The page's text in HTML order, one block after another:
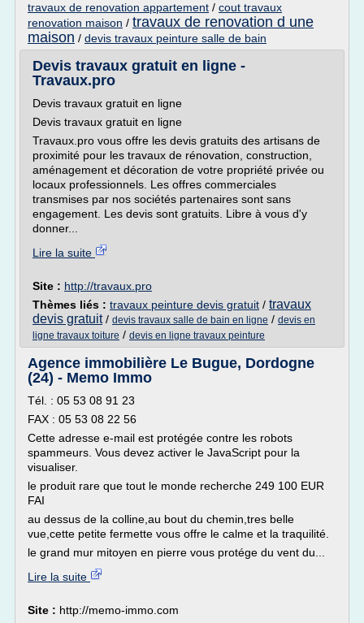
travaux de renovation appartement / cout travaux
renovation maison / travaux de renovation d une
maison / devis travaux peinture salle de bain
Devis travaux gratuit en ligne -
Travaux.pro
Devis travaux gratuit en ligne
Devis travaux gratuit en ligne
Travaux.pro vous offre les devis gratuits des artisans de
proximité pour les travaux de rénovation, construction,
aménagement et décoration de votre propriété privée ou
locaux professionnels. Les offres commerciales
transmises par nos sociétés partenaires sont sans
engagement. Les devis sont gratuits. Libre à vous d'y
donner...
Lire la suite
Site : http://travaux.pro
Thèmes liés : travaux peinture devis gratuit / travaux
devis gratuit/ devis travaux salle de bain en ligne / devis en
ligne travaux toiture / devis en ligne travaux peinture
Agence immobilière Le Bugue, Dordogne
(24) - Memo Immo
Tél. : 05 53 08 91 23
FAX : 05 53 08 22 56
Cette adresse e-mail est protégée contre les robots
spammeurs. Vous devez activer le JavaScript pour la
visualiser.
le produit rare que tout le monde recherche 249 100 EUR
FAI
au dessus de la colline,au bout du chemin,tres belle
vue,cette petite fermette vous offre le calme et la traquilité.
le grand mur mitoyen en pierre vous protége du vent du...
Lire la suite
Site : http://memo-immo.com